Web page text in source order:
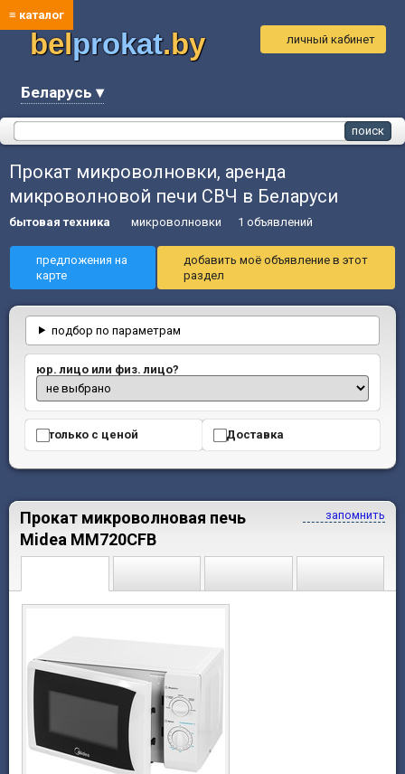
≡ каталог
belprokat.by
Беларусь ▾
личный кабинет
Прокат микроволновки, аренда
микроволновой печи СВЧ в Беларуси
бытовая техника микроволновки 1 объявлений
предложения на
карте
добавить моё объявление в этот
раздел
подбор по параметрам
юр. лицо или физ. лицо?
только с ценой Доставка
запомнить
Прокат микроволновая печь
Midea MM720CFB